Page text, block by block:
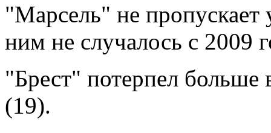
"Марсель" не пропускает
ним не случалось с 2009
"Брест" потерпел больше
(19).